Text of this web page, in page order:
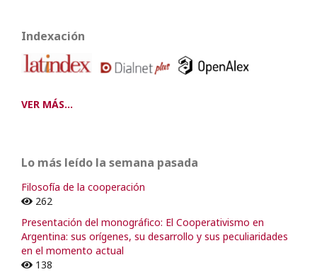
Indexación
VER MÁS...
Lo más leído la semana pasada
Filosofía de la cooperación
262
Presentación del monográfico: El Cooperativismo en
Argentina: sus orígenes, su desarrollo y sus peculiaridades
en el momento actual
138